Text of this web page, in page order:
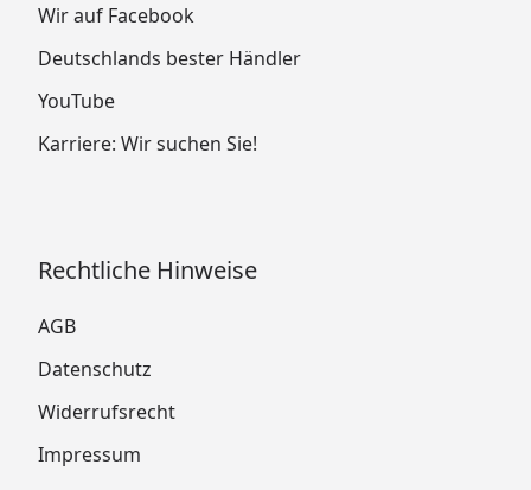
Wir auf Facebook
Deutschlands bester Händler
YouTube
Karriere: Wir suchen Sie!
Rechtliche Hinweise
AGB
Datenschutz
Widerrufsrecht
Impressum